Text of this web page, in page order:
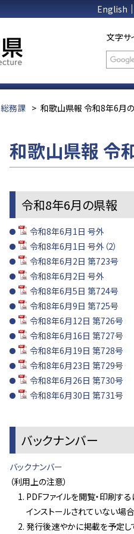
English
文字サ
総務課 > 和歌山県報 令和8年6月
和歌山県報 令
令和8年6月の県報
令和8年6月1日 号外
令和8年6月1日 号外（2）
令和8年6月2日 第723号
令和8年6月2日 号外
令和8年6月5日 第724号
令和8年6月9日 第725号
令和8年6月12日 第726号
令和8年6月16日 第727号
令和8年6月19日 第728号
令和8年6月23日 第729号
令和8年6月26日 第730号
令和8年6月30日 第731号
バックナンバー
バックナンバー
（利用上の注意）
PDFファイルを閲覧・印刷す
インストールされていない場合
発行後速やかに掲載を予定し